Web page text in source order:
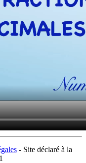
- Site déclaré à la